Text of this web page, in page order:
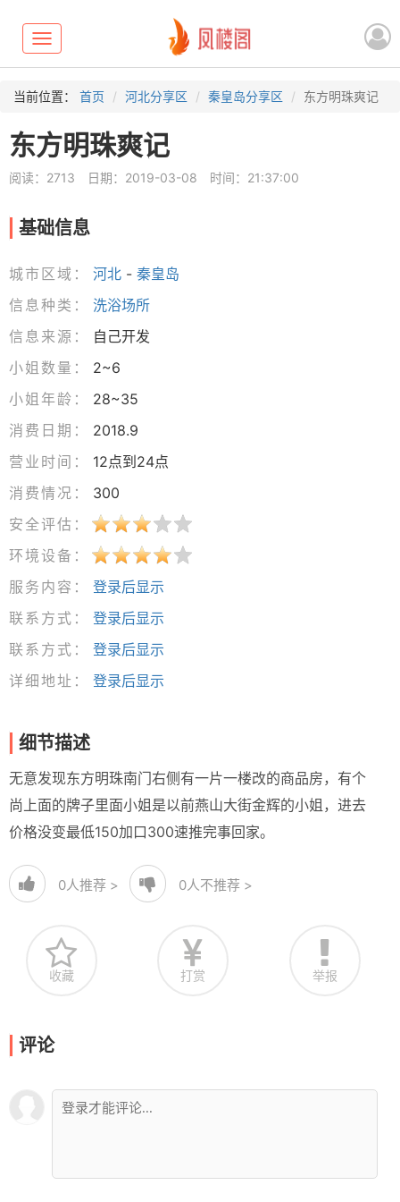
Toggle
navigation
当前位置： 首页 河北分享区 秦皇岛分享区 东方明珠爽记
东方明珠爽记
阅读：2713 日期：2019-03-08 时间：21:37:00
基础信息
城市区域： 河北 - 秦皇岛
信息种类：
洗浴场所
信息来源：
自己开发
小姐数量：
2~6
小姐年龄：
28~35
消费日期：
2018.9
营业时间：
12点到24点
消费情况：
300
安全评估：
环境设备：
服务内容：
登录后显示
联系方式：
登录后显示
联系方式：
登录后显示
详细地址：
登录后显示
细节描述
无意发现东方明珠南门右侧有一片一楼改的商品房，有个
尚上面的牌子里面小姐是以前燕山大街金辉的小姐，进去
价格没变最低150加口300速推完事回家。
0人推荐 > 0人不推荐 >
收藏 打赏 举报
评论